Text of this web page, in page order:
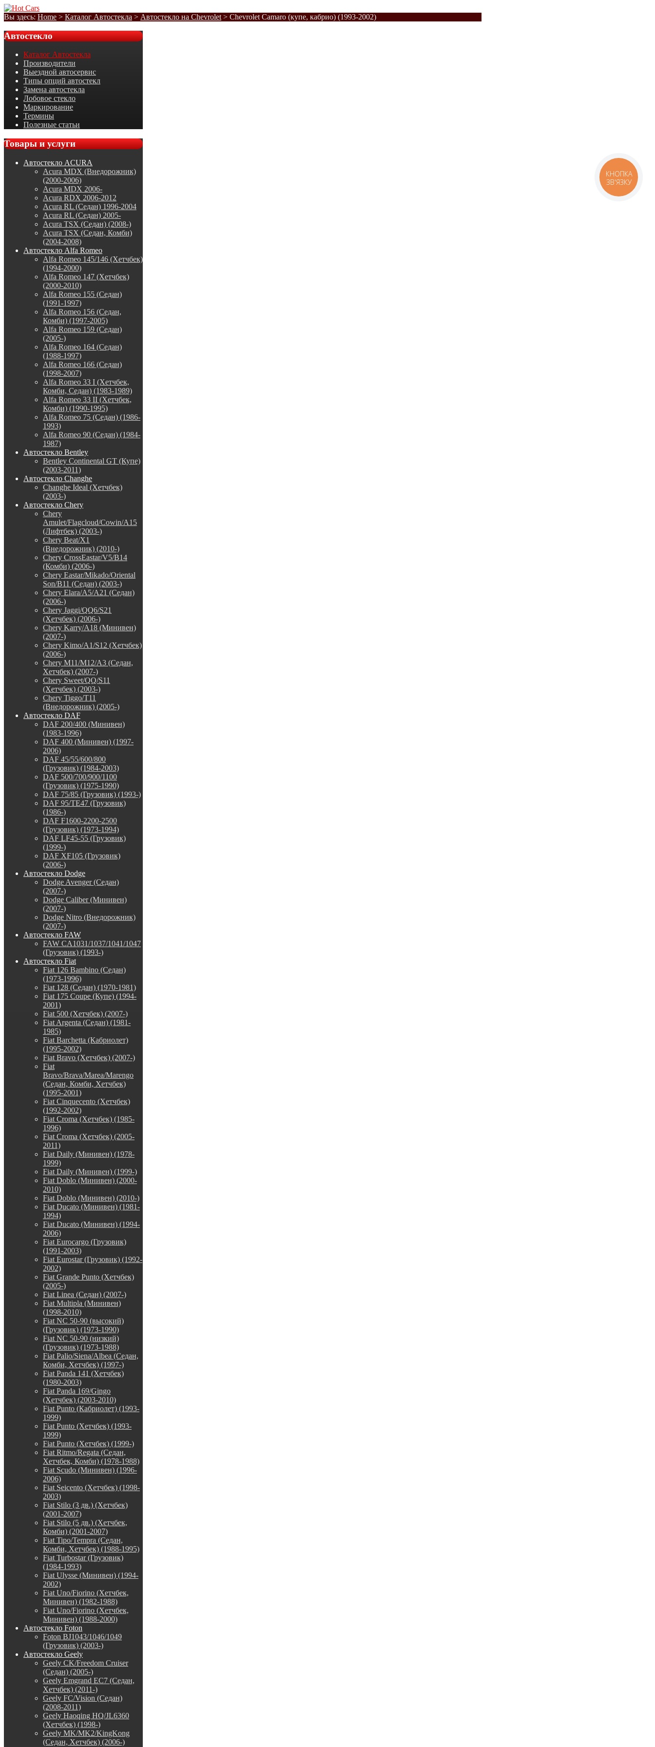
Вы здесь: Home > Каталог Автостекла > Автостекло на Chevrolet > Chevrolet Camaro (купе, кабрио) (1993-2002)
Автостекло
Каталог Автостекла
Производители
Выездной автосервис
Типы опций автостекл
Замена автостекла
Лобовое стекло
Маркирование
Термины
Полезные статьи
Товарыи услуги
Автостекло ACURA
Acura MDX (Внедорожник)
(2000-2006)
Acura MDX 2006-
Acura RDX 2006-2012
Acura RL (Седан) 1996-2004
Acura RL (Седан) 2005-
Acura TSX (Седан) (2008-)
Acura TSX (Седан, Комби)
(2004-2008)
Автостекло Alfa Romeo
Alfa Romeo 145/146 (Хетчбек)
(1994-2000)
Alfa Romeo 147 (Хетчбек)
(2000-2010)
Alfa Romeo 155 (Седан)
(1991-1997)
Alfa Romeo 156 (Седан,
Комби) (1997-2005)
Alfa Romeo 159 (Седан)
(2005-)
Alfa Romeo 164 (Седан)
(1988-1997)
Alfa Romeo 166 (Седан)
(1998-2007)
Alfa Romeo 33 I (Хетчбек,
Комби, Седан) (1983-1989)
Alfa Romeo 33 II (Хетчбек,
Комби) (1990-1995)
Alfa Romeo 75 (Седан) (1986-
1993)
Alfa Romeo 90 (Седан) (1984-
1987)
Автостекло Bentley
Bentley Continental GT (Купе)
(2003-2011)
Автостекло Changhe
Changhe Ideal (Хетчбек)
(2003-)
Автостекло Chery
Chery
Amulet/Flagcloud/Cowin/A15
(Лифтбек) (2003-)
Chery Beat/X1
(Внедорожник) (2010-)
Chery CrossEastar/V5/B14
(Комби) (2006-)
Chery Eastar/Mikado/Oriental
Son/B11 (Седан) (2003-)
Chery Elara/A5/A21 (Седан)
(2006-)
Chery Jaggi/QQ6/S21
(Хетчбек) (2006-)
Chery Karry/A18 (Минивен)
(2007-)
Chery Kimo/A1/S12 (Хетчбек)
(2006-)
Chery M11/M12/A3 (Седан,
Хетчбек) (2007-)
Chery Sweet/QQ/S11
(Хетчбек) (2003-)
Chery Tiggo/T11
(Внедорожник) (2005-)
Автостекло DAF
DAF 200/400 (Минивен)
(1983-1996)
DAF 400 (Минивен) (1997-
2006)
DAF 45/55/600/800
(Грузовик) (1984-2003)
DAF 500/700/900/1100
(Грузовик) (1975-1990)
DAF 75/85 (Грузовик) (1993-)
DAF 95/TE47 (Грузовик)
(1986-)
DAF F1600-2200-2500
(Грузовик) (1973-1994)
DAF LF45-55 (Грузовик)
(1999-)
DAF XF105 (Грузовик)
(2006-)
Автостекло Dodge
Dodge Avenger (Седан)
(2007-)
Dodge Caliber (Минивен)
(2007-)
Dodge Nitro (Внедорожник)
(2007-)
Автостекло FAW
FAW CA1031/1037/1041/1047
(Грузовик) (1993-)
Автостекло Fiat
Fiat 126 Bambino (Седан)
(1973-1996)
Fiat 128 (Седан) (1970-1981)
Fiat 175 Coupe (Купе) (1994-
2001)
Fiat 500 (Хетчбек) (2007-)
Fiat Argenta (Седан) (1981-
1985)
Fiat Barchetta (Кабриолет)
(1995-2002)
Fiat Bravo (Хетчбек) (2007-)
Fiat
Bravo/Brava/Marea/Marengo
(Седан, Комби, Хетчбек)
(1995-2001)
Fiat Cinquecento (Хетчбек)
(1992-2002)
Fiat Croma (Хетчбек) (1985-
1996)
Fiat Croma (Хетчбек) (2005-
2011)
Fiat Daily (Минивен) (1978-
1999)
Fiat Daily (Минивен) (1999-)
Fiat Doblo (Минивен) (2000-
2010)
Fiat Doblo (Минивен) (2010-)
Fiat Ducato (Минивен) (1981-
1994)
Fiat Ducato (Минивен) (1994-
2006)
Fiat Eurocargo (Грузовик)
(1991-2003)
Fiat Eurostar (Грузовик) (1992-
2002)
Fiat Grande Punto (Хетчбек)
(2005-)
Fiat Linea (Седан) (2007-)
Fiat Multipla (Минивен)
(1998-2010)
Fiat NC 50-90 (высокий)
(Грузовик) (1973-1990)
Fiat NC 50-90 (низкий)
(Грузовик) (1973-1988)
Fiat Palio/Siena/Albea (Седан,
Комби, Хетчбек) (1997-)
Fiat Panda 141 (Хетчбек)
(1980-2003)
Fiat Panda 169/Gingo
(Хетчбек) (2003-2010)
Fiat Punto (Кабриолет) (1993-
1999)
Fiat Punto (Хетчбек) (1993-
1999)
Fiat Punto (Хетчбек) (1999-)
Fiat Ritmo/Regata (Седан,
Хетчбек, Комби) (1978-1988)
Fiat Scudo (Минивен) (1996-
2006)
Fiat Seicento (Хетчбек) (1998-
2003)
Fiat Stilo (3 дв.) (Хетчбек)
(2001-2007)
Fiat Stilo (5 дв.) (Хетчбек,
Комби) (2001-2007)
Fiat Tipo/Tempra (Седан,
Комби, Хетчбек) (1988-1995)
Fiat Turbostar (Грузовик)
(1984-1993)
Fiat Ulysse (Минивен) (1994-
2002)
Fiat Uno/Fiorino (Хетчбек,
Минивен) (1982-1988)
Fiat Uno/Fiorino (Хетчбек,
Минивен) (1988-2000)
Автостекло Foton
Foton BJ1043/1046/1049
(Грузовик) (2003-)
Автостекло Geely
Geely CK/Freedom Cruiser
(Седан) (2005-)
Geely Emgrand EC7 (Седан,
Хетчбек) (2011-)
Geely FC/Vision (Седан)
(2008-2011)
Geely Haoqing HQ/JL6360
(Хетчбек) (1998-)
Geely MK/MK2/KingKong
(Седан, Хетчбек) (2006-)
КНОПКА
ЗВ'ЯЗКУ